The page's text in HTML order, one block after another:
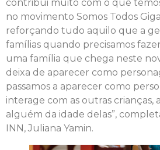
contribui muito com o que
no movimento Somos Todos
reforçando tudo aquilo que a
famílias quando precisamos
uma família que chega neste
deixa de aparecer como
passamos a aparecer como
interage com as outras crianças,
alguém da idade delas”,
INN, Juliana Yamin.